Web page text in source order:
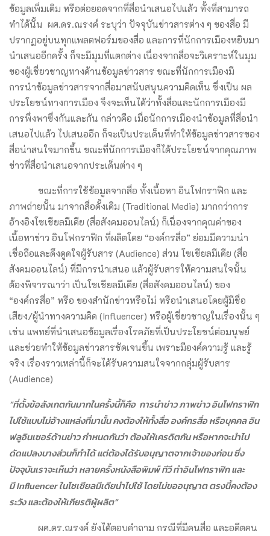
ข้อมูลเพิ่มเติม หรือต่อยอดจากที่สื่อนำเสนอไปแล้ว ทั้งที่สามารถ
ทำได้นั้น ผศ.ดร.ณรงค์ ระบุว่า ปัจจุบันข่าวสารต่าง ๆ ของสื่อ มี
ปรากฏอยู่บนทุกแพลตฟอร์มของสื่อ และการที่นักการเมืองหยิบมา
นำเสนออีกครั้ง ก็จะมีมุมที่แตกต่าง เนื่องจากสื่อจะวิเคราะห์ในมุม
ของผู้เชี่ยวชาญทางด้านข้อมูลข่าวสาร ขณะที่นักการเมืองมี
การนำข้อมูลข่าวสารจากสื่อมาสนับสนุนความคิดเห็น ซึ่งเป็น ผล
ประโยชน์ทางการเมือง จึงจะเห็นได้ว่าทั้งสื่อและนักการเมืองมี
การพึ่งพาซึ่งกันและกัน กล่าวคือ เมื่อนักการเมืองนำข้อมูลที่สื่อนำ
เสนอไปแล้ว ไปเสนออีก ก็จะเป็นประเด็นที่ทำให้ข้อมูลข่าวสารของ
สื่อน่าสนใจมากขึ้น ขณะที่นักการเมืองก็ได้ประโยชน์จากคุณภาพ
ข่าวที่สื่อนำเสนอจากประเด็นต่าง ๆ
ขณะที่การใช้ข้อมูลจากสื่อ ทั้งเนื้อหา อินโฟกราฟิก และ
ภาพถ่ายนั้น มาจากสื่อดั้งเดิม (Traditional Media) มากกว่าการ
อ้างอิงโซเชียลมีเดีย (สื่อสังคมออนไลน์) ก็เนื่องจากคุณค่าของ
เนื้อหาข่าว อินโฟกราฟิก ที่ผลิตโดย “องค์กรสื่อ” ย่อมมีความน่า
เชื่อถือและดึงดูดใจผู้รับสาร (Audience) ส่วน โซเชียลมีเดีย (สื่อ
สังคมออนไลน์) ที่มีการนำเสนอ แล้วผู้รับสารให้ความสนใจนั้น
ต้องพิจารณาว่า เป็นโซเชียลมีเดีย (สื่อสังคมออนไลน์) ของ
“องค์กรสื่อ” หรือ ของสำนักข่าวหรือไม่ หรือนำเสนอโดยผู้มีชื่อ
เสียง/ผู้นำทางความคิด (Influencer) หรือผู้เชี่ยวชาญในเรื่องนั้น ๆ
เช่น แพทย์ที่นำเสนอข้อมูลเรื่องโรคภัยที่เป็นประโยชน์ต่อมนุษย์
และช่วยทำให้ข้อมูลข่าวสารชัดเจนขึ้น เพราะมีองค์ความรู้ และรู้
จริง เรื่องราวเหล่านี้ก็จะได้รับความสนใจจากกลุ่มผู้รับสาร
(Audience)
“ที่ตั้งข้อสังเกตกันมากในครั้งนี้ก็คือ การนำข่าว ภาพข่าว อินโฟกราฟิก
ไปใช้แบบไม่อ้างแหล่งที่มานั้น คงต้องให้ทั้งสื่อ องค์กรสื่อ หรือบุคคล อิน
ฟลูอินเซอร์ด้านข่าว กำหนดกันว่า ต้องให้เครดิตกัน หรือหากจะนำไป
ดัดแปลงบางส่วนก็ทำได้ แต่ต้องได้รับอนุญาตจากเจ้าของก่อน ซึ่ง
ปัจจุบันเราจะเห็นว่า หลายครั้งหนังสือพิมพ์ ทีวี ทำอินโฟกราฟิก และ
มีInfluencer ในโซเชียลมีเดียนำไปใช้ โดยไม่ขออนุญาต ตรงนี้คงต้อง
ระวัง และต้องให้เกียรติผู้ผลิต”
ผศ.ดร.ณรงค์ ยังได้ตอบคำถาม กรณีที่มีคนสื่อ และอดีตคน